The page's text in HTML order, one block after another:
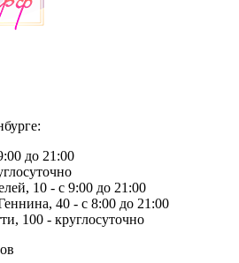
до 21:00
10 - с 9:00 до 21:00
40 - с 8:00 до 21:00
100 - круглосуточно